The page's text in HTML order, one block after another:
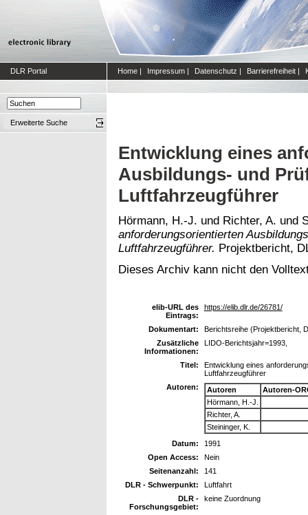
DLR Portal Home | Impressum | Datenschutz | Barrierefreiheit |
Erweiterte Suche
Entwicklung eines
Ausbildungs- und
Luftfahrzeugführer
Hörmann, H.-J. und Richter, A. und
anforderungsorientierten
Luftfahrzeugführer. Projektbericht,
Dieses Archiv kann nicht den
elib-URL des
Eintrags:
https://elib.dlr.de/26781/
Dokumentart:
Berichtsreihe (Projektbericht,
Zusätzliche
Informationen:
LIDO-Berichtsjahr=1993,
Titel:
Entwicklung eines
Luftfahrzeugführer
Autoren:
Autoren
Autoren-
Hörmann, H.-J.
Richter, A.
Steininger, K.
Datum:
1991
Open Access:
Nein
Seitenanzahl:
141
DLR - Schwerpunkt:
Luftfahrt
DLR -
Forschungsgebiet:
keine Zuordnung